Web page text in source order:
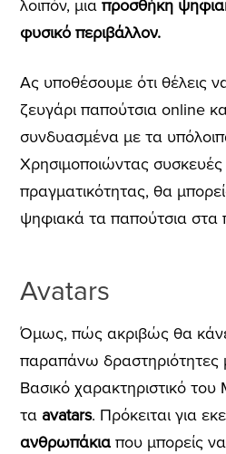
λοιπόν, μια προσθήκη
φυσικό περιβάλλον.
Ας υποθέσουμε ότι θέλεις
ζευγάρι παπούτσια online
συνδυασμένα με τα
Χρησιμοποιώντας
πραγματικότητας, θα
ψηφιακά τα παπούτσια στα
Avatars
Όμως, πώς ακριβώς θα
παραπάνω δραστηριότητες
Βασικό χαρακτηριστικό
τα avatars. Πρόκειται για
ανθρωπάκια που μπορείς